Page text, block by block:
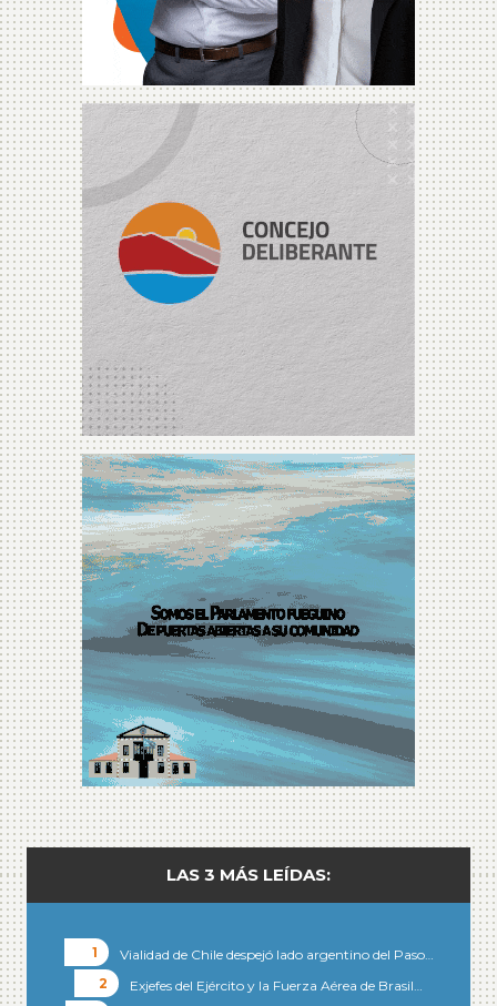
LAS 3 MÁS LEÍDAS:
Vialidad de Chile despejó lado argentino del Paso…
Exjefes del Ejército y la Fuerza Aérea de Brasil…